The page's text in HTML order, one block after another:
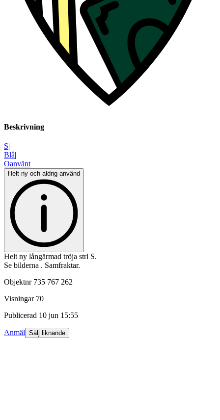
Beskrivning
S|
Blå|
Oanvänt
Helt ny och aldrig använd
Helt ny långärmad tröja strl S.
Se bilderna . Samfraktar.
Objektnr 735 767 262
Visningar 70
Publicerad 10 jun 15:55
Anmäl Sälj liknande